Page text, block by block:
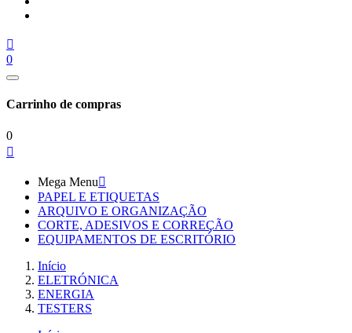

0
Carrinho de compras
0

Mega Menu
PAPEL E ETIQUETAS
ARQUIVO E ORGANIZAÇÃO
CORTE, ADESIVOS E CORREÇÃO
EQUIPAMENTOS DE ESCRITÓRIO
Início
ELETRÓNICA
ENERGIA
TESTERS